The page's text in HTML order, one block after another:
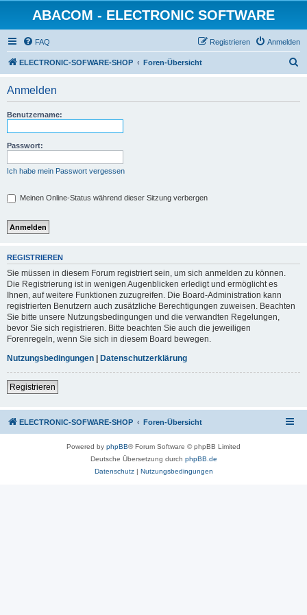
ABACOM - ELECTRONIC SOFTWARE
FAQ Anmelden
Registrieren
ELECTRONIC-SOFWARE-SHOP Foren-Übersicht
Anmelden
Benutzername:
Passwort:
Ich habe mein Passwort vergessen
Meinen Online-Status während dieser Sitzung verbergen
REGISTRIEREN
Sie müssen in diesem Forum registriert sein, um sich anmelden zu können.
Die Registrierung ist in wenigen Augenblicken erledigt und ermöglicht es
Ihnen, auf weitere Funktionen zuzugreifen. Die Board-Administration kann
registrierten Benutzern auch zusätzliche Berechtigungen zuweisen. Beachten
Sie bitte unsere Nutzungsbedingungen und die verwandten Regelungen,
bevor Sie sich registrieren. Bitte beachten Sie auch die jeweiligen
Forenregeln, wenn Sie sich in diesem Board bewegen.
Nutzungsbedingungen
Datenschutzerklärung
Registrieren
ELECTRONIC-SOFWARE-SHOP Foren-Übersicht
Powered by phpBB® Forum Software © phpBB Limited
Deutsche Übersetzung durch phpBB.de
Datenschutz| Nutzungsbedingungen